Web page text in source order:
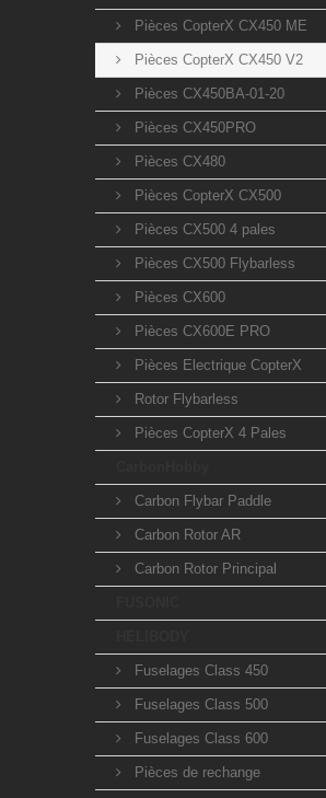
Pièces CopterX CX450 ME
Pièces CopterX CX450 V2
Pièces CX450BA-01-20
Pièces CX450PRO
Pièces CX480
Pièces CopterX CX500
Pièces CX500 4 pales
Pièces CX500 Flybarless
Pièces CX600
Pièces CX600E PRO
Pièces Electrique CopterX
Rotor Flybarless
Pièces CopterX 4 Pales
Carbon Flybar Paddle
Carbon Rotor AR
Carbon Rotor Principal
Fuselages Class 450
Fuselages Class 500
Fuselages Class 600
Pièces de rechange